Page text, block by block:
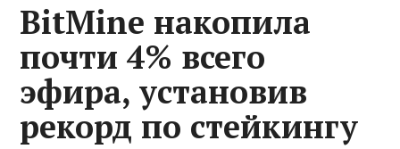
BitMine накопила
почти 4% всего
эфира, установив
рекорд по стейкингу